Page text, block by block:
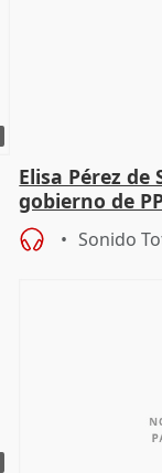
Elisa Pérez de
gobierno de
de Málaga,
Sonido